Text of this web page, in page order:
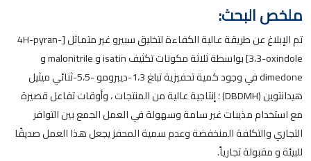
ملخص البحث:
تم الإبلاغ عن طريقة عالية الكفاءة لتخليق سبيرو غير متماثل [4H-pyran-
3،3-oxindole] بواسطة ثلاثة مكونات تكثيف isatin و malonitrile و
dimedone في وجود كمية تحفيزية تبلغ 1،3-ديبرومو -5،5-ثنائي ميثيل
هيدانتوين (DBDMH) ؛ إنتاجية عالية من المنتجات ، وأوقات تفاعل قصيرة
مع استخدام مذيبات غير سامة وسهولة في العمل الجمع بين التوافر
التجاري والتكلفة المنخفضة وعدم سمية المحفز يجعل هذا العمل صديقًا
للبيئة و مقبولة تجارياً.